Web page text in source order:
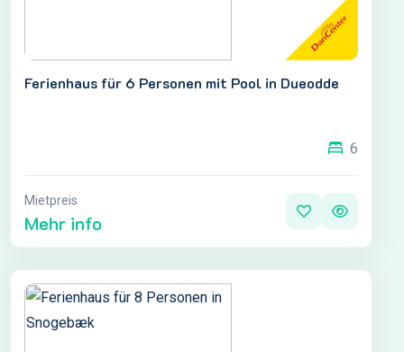
Ferienhaus für 6 Personen mit Pool in Dueodde
6
Mietpreis
Mehr info